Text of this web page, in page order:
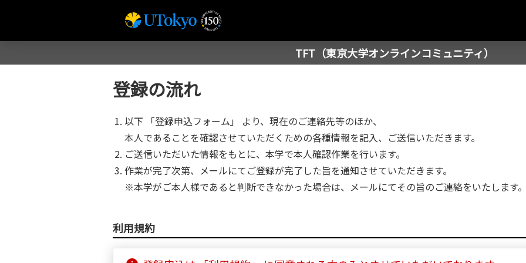
TFT（東京大学オンラインコミュニティ）
登録の流れ
以下 「登録申込フォーム」 より、現在のご連絡先等のほか、
本人であることを確認させていただくための各種情報を記入、ご送信いただきます。
ご送信いただいた情報をもとに、本学で本人確認作業を行います。
作業が完了次第、メールにてご登録が完了した旨を通知させていただきます。
※本学がご本人様であると判断できなかった場合は、メールにてその旨のご連絡をいたします。
利用規約